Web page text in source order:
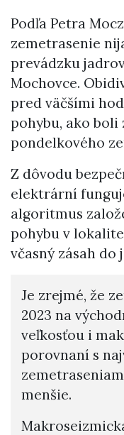
Podľa Petra
zemetrasenie
prevádzku
Mochovce.
pred väčšími
pohybu, ako boli
pondelkového
Z dôvodu
elektrární
algoritmus
pohybu v
včasný zásah do
Je zrejmé, že
2023 na
veľkosťou i
porovnaní s
menšie.